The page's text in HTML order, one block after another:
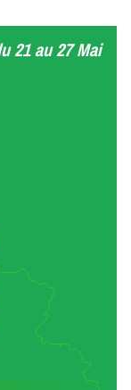
21 au 27 Mai